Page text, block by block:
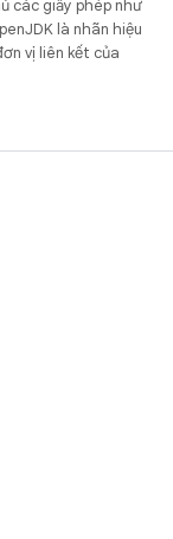
các giấy phép như
là nhãn hiệu
vị liên kết của